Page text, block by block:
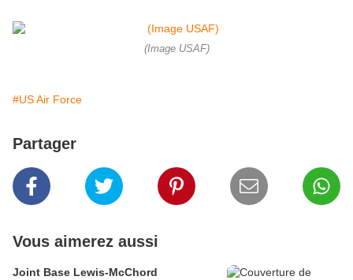
(Image USAF)
#US Air Force
Partager
Vous aimerez aussi
Joint Base Lewis-McChord